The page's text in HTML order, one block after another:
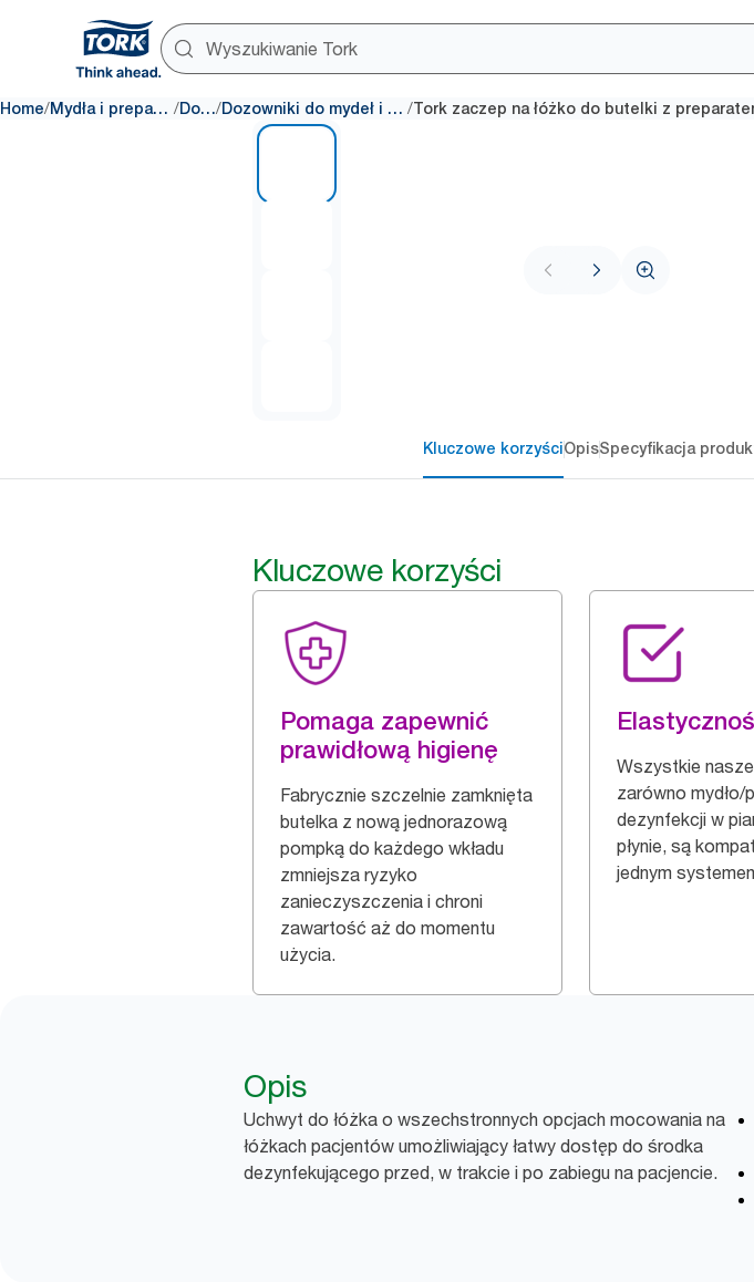
Home/ Mydła i preparaty do dezynfekcji / Dozowniki/ Dozowniki do mydeł i preparatów do dezynfekcji /
Kluczowe korzyściOpisSpecyfikacja
Kluczowe korzyści
Pomaga zapewnić
prawidłową higienę
Fabrycznie szczelnie zamknięta
butelka z nową jednorazową
pompką do każdego wkładu
zmniejsza ryzyko
zanieczyszczenia i chroni
zawartość aż do momentu
użycia.
Wszystkie nasze
zarówno mydło/
dezynfekcji w
płynie, są
jednym
Opis
Uchwyt do łóżka o wszechstronnych opcjach mocowania na
łóżkach pacjentów umożliwiający łatwy dostęp do środka
dezynfekującego przed, w trakcie i po zabiegu na pacjencie.